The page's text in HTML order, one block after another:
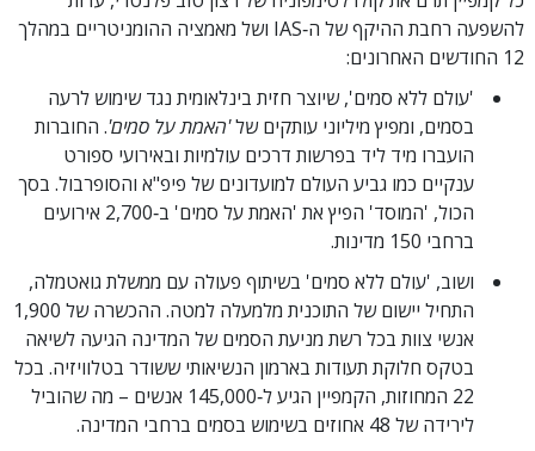
להשפעה רחבת ההיקף של ה‑IAS ושל מאמציה ההומניטריים במהלך
12 החודשים האחרונים:
'עולם ללא סמים', שיוצר חזית בינלאומית נגד שימוש לרעה
בסמים, ומפיץ מיליוני עותקים של'האמת על סמים'. החוברות
הועברו מיד ליד בפרשות דרכים עולמיות ובאירועי ספורט
ענקיים כמו גביע העולם למועדונים של פיפ"א והסופרבול. בסך
הכול, 'המוסד' הפיץ את 'האמת על סמים' ב‑2,700 אירועים
ברחבי 150 מדינות.
ושוב, 'עולם ללא סמים' בשיתוף פעולה עם ממשלת גואטמלה,
התחיל יישום של התוכנית מלמעלה למטה. ההכשרה של 1,900
אנשי צוות בכל רשת מניעת הסמים של המדינה הגיעה לשיאה
בטקס חלוקת תעודות בארמון הנשיאותי ששודר בטלוויזיה. בכל
22 המחוזות, הקמפיין הגיע ל‑145,000 אנשים – מה שהוביל
לירידה של 48 אחוזים בשימוש בסמים ברחבי המדינה.